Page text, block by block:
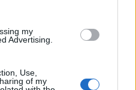
my
Advertising.
Use,
of my
v Velenju: 46-letnik
in ga zabodel
konec": Lastnik
pričakala letalo s